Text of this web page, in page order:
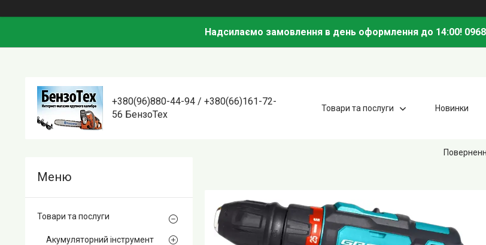
Надсилаємо замовлення в день оформлення до 14:00!
+380(96)880-44-94 / +380(66)161-72-
56 БензоТех
Товари та послуги Новинки
Товари та послуги
Акумуляторний інструмент